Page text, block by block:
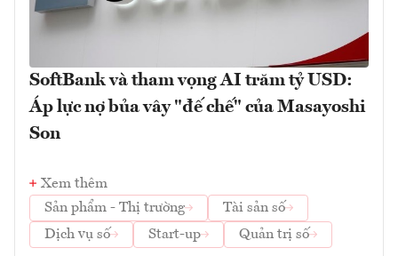
SoftBank và tham vọng AI trăm tỷ USD:
Áp lực nợ bủa vây "đế chế" của Masayoshi
Son
Xem thêm
Sản phẩm - Thị trường
Tài sản số
Dịch vụ số
Start-up Quản trị số